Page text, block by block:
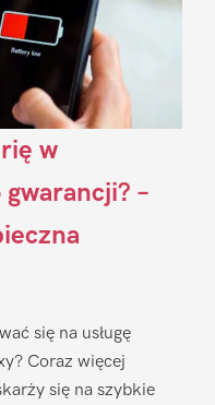
w
–
się na usługę
Coraz więcej
się na szybkie